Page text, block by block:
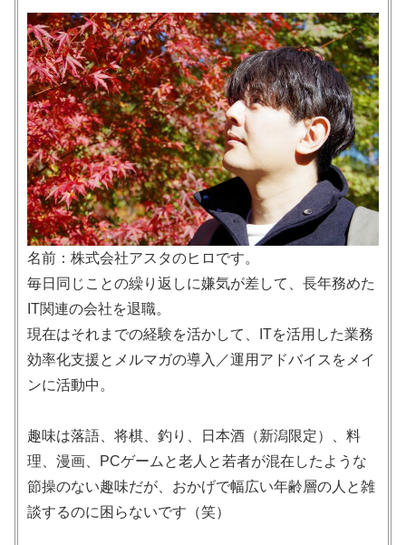
名前：株式会社アスタのヒロです。
毎日同じことの繰り返しに嫌気が差して、長年務めた
IT関連の会社を退職。
現在はそれまでの経験を活かして、ITを活用した業務
効率化支援とメルマガの導入／運用アドバイスをメイ
ンに活動中。
趣味は落語、将棋、釣り、日本酒（新潟限定）、料
理、漫画、PCゲームと老人と若者が混在したような
節操のない趣味だが、おかげで幅広い年齢層の人と雑
談するのに困らないです（笑）